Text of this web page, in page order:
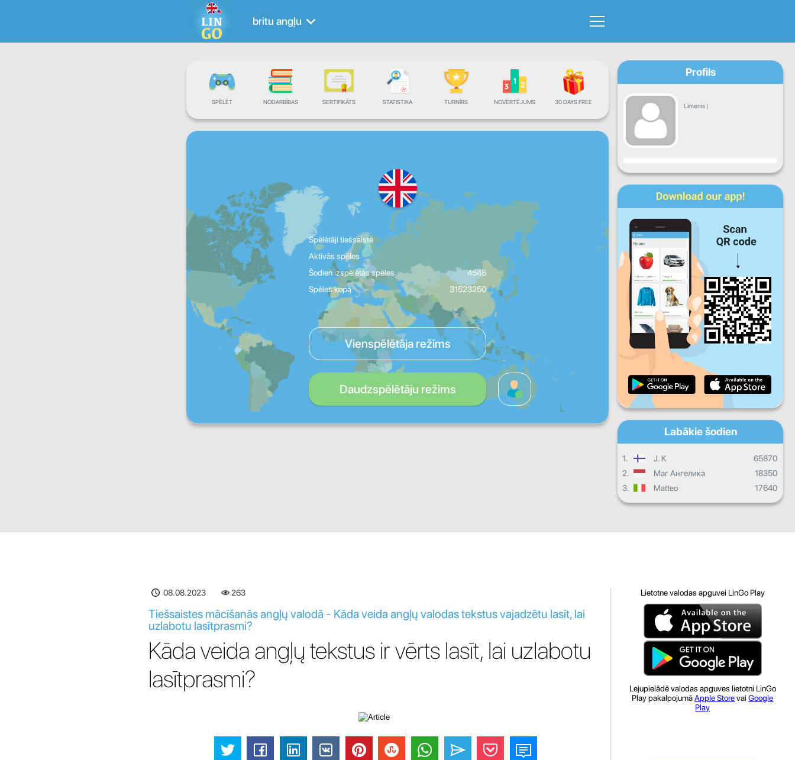
britu angļu
SPĒLĒT NODARBĪBAS SERTIFIKĀTS STATISTIKA TURNĪRS NOVĒRTĒJUMS 30 DAYS FREE
Spēlētāji tiešsaistē
Aktīvās spēles
Šodien izspēlētās spēles
4545
Spēles kopā
31523250
Vienspēlētāja režīms
Daudzspēlētāju režīms
Profils
Līmenis |
Progress
T
S Sv
Dienas progress
Mēneša progress
Kopējais progress
Labākie šodien
1. J. K
65870
2.
Маг Ангелика
18350
3.
Matteo 17640
08.08.2023 263
Tiešsaistes mācīšanās angļų valodā - Kāda veida angļų valodas tekstus vajadzētu lasīt, lai
uzlabotu lasītprasmi?
Kāda veida angļų tekstus ir vērts lasīt, lai uzlabotu
lasītprasmi?
Lietotne valodas apguvei LinGo Play
Lejupielādē valodas apguves lietotni LinGo
Play pakalpojumāApple StorevaiGoogle
Play